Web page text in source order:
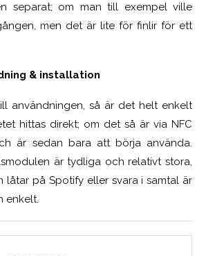
separat; om man till exempel ville
men det är lite för finlir för ett
& installation
användningen, så är det helt enkelt
hittas direkt; om det så är via NFC
är sedan bara att börja använda.
är tydliga och relativt stora,
låtar på Spotify eller svara i samtal är
enkelt.